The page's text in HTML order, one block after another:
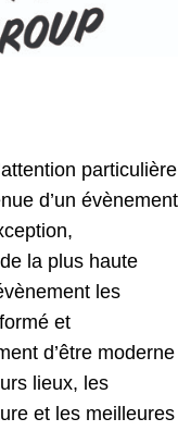
particulière
d’un évènement
la plus haute
les
et
d’être moderne
lieux, les
et les meilleures